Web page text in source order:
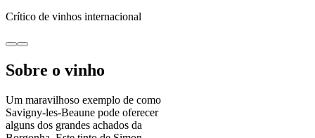
Crítico de vinhos internacional
Sobre o vinho
Um maravilhoso exemplo de como
Savigny-les-Beaune pode oferecer
alguns dos grandes achados da